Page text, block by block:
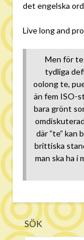
det engelska
Live long and
Men för
tydliga
oolong te,
än fem ISO-
bara grönt
där ”te” kan
brittiska
man ska ha i
SÖK